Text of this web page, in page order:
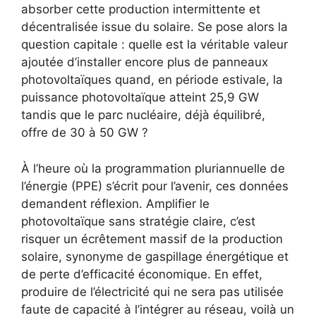
absorber cette production intermittente et
décentralisée issue du solaire. Se pose alors la
question capitale : quelle est la véritable valeur
ajoutée d’installer encore plus de panneaux
photovoltaïques quand, en période estivale, la
puissance photovoltaïque atteint 25,9 GW
tandis que le parc nucléaire, déjà équilibré,
offre de 30 à 50 GW ?
À l’heure où la programmation pluriannuelle de
l’énergie (PPE) s’écrit pour l’avenir, ces données
demandent réflexion. Amplifier le
photovoltaïque sans stratégie claire, c’est
risquer un écrêtement massif de la production
solaire, synonyme de gaspillage énergétique et
de perte d’efficacité économique. En effet,
produire de l’électricité qui ne sera pas utilisée
faute de capacité à l’intégrer au réseau, voilà un